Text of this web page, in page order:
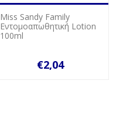
Miss Sandy Stick Για
Τσιμπήματα 14ml
€1,03